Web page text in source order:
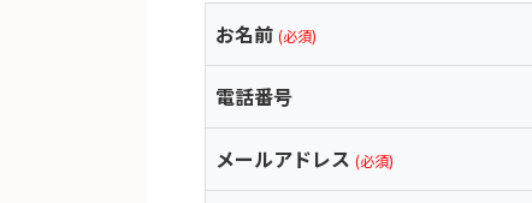
お名前 (必須)
電話番号
メールアドレス (必須)